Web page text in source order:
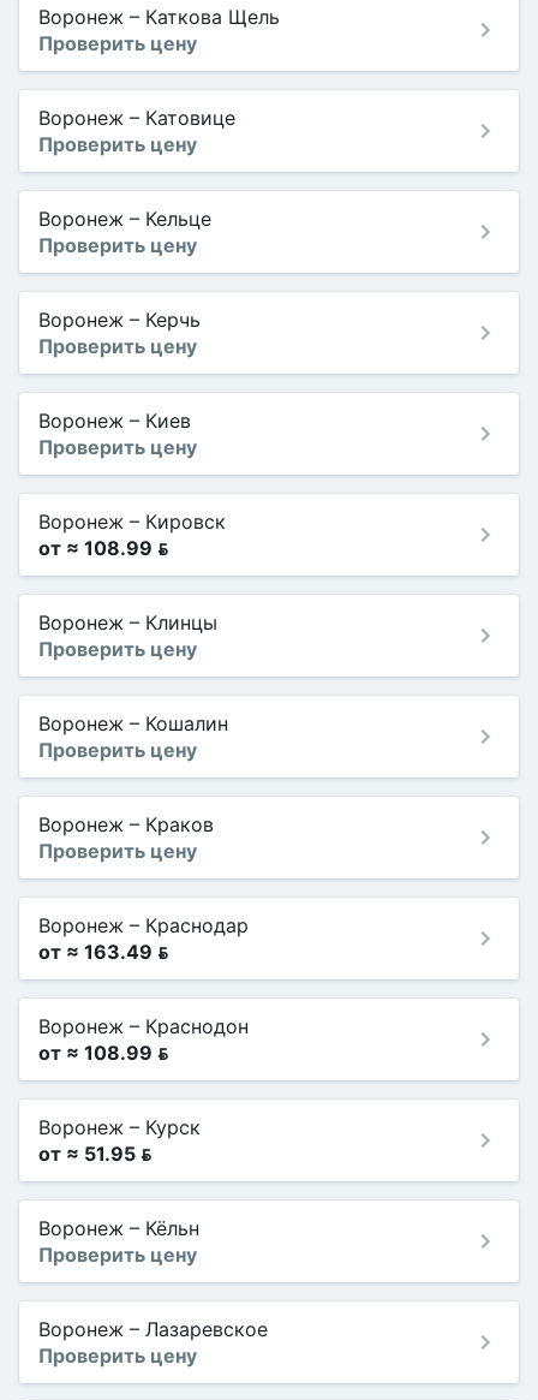
Воронеж – Каткова Щель
Проверить цену
Воронеж – Катовице
Проверить цену
Воронеж – Кельце
Проверить цену
Воронеж – Керчь
Проверить цену
Воронеж – Киев
Проверить цену
Воронеж – Кировск
от ≈ 108.99 
Воронеж – Клинцы
Проверить цену
Воронеж – Кошалин
Проверить цену
Воронеж – Краков
Проверить цену
Воронеж – Краснодар
от ≈ 163.49 
Воронеж – Краснодон
от ≈ 108.99 
Воронеж – Курск
от ≈ 51.95 
Воронеж – Кёльн
Проверить цену
Воронеж – Лазаревское
Проверить цену